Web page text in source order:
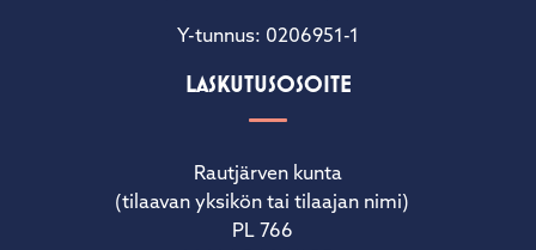
Y-tunnus: 0206951-1
LASKUTUSOSOITE
Rautjärven kunta
(tilaavan yksikön tai tilaajan nimi)
PL 766